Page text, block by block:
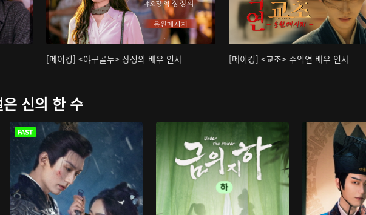
[메이킹] <야구골두> 장정의 배우 인사 [메이킹] <교초> 주익연 배우 인사
신의 한 수